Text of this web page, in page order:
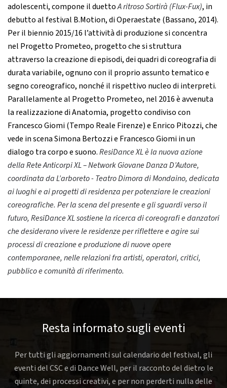
adolescenti, compone il duettoA ritroso Sortirà (Flux-Fux), in
debutto al festival B.Motion, di Operaestate (Bassano, 2014).
Per il biennio 2015/16 l’attività di produzione si concentra
nel Progetto Prometeo, progetto che si struttura
attraverso la creazione di episodi, dei quadri di coreografia di
durata variabile, ognuno con il proprio assunto tematico e
segno coreografico, nonché il rispettivo nucleo di interpreti.
Parallelamente al Progetto Prometeo, nel 2016 è avvenuta
la realizzazione di Anatomia, progetto condiviso con
Francesco Giomi (Tempo Reale Firenze) e Enrico Pitozzi, che
vede in scena Simona Bertozzi e Francesco Giomi in un
dialogo tra corpo e suono.ResiDance XLè la nuova azione
della Rete Anticorpi XL – Network Giovane Danza D’Autore,
coordinata da L’arboreto - Teatro Dimora di Mondaino, dedicata
ai luoghi e ai progetti di residenza per potenziare le creazioni
coreografiche. Per la scena del presente e gli sguardi verso il
futuro, ResiDance XL sostiene la ricerca di coreografi e danzatori
che desiderano vivere le residenze per riflettere e agire sui
processi di creazione e produzione di nuove opere
contemporanee, nelle relazioni fra artisti, operatori, critici,
pubblico e comunità di riferimento.
Resta informato sugli eventi
Per tutti gli aggiornamenti sul calendario del festival, gli
eventi del CSC e di Dance Well, per il racconto del dietro le
quinte, dei processi creativi, e per non perderti nulla delle